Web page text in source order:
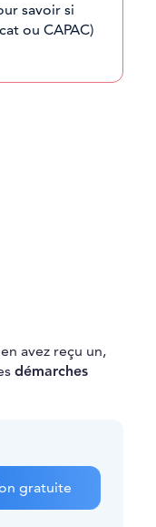
savoir si
ou CAPAC)
avez reçu un,
démarches
gratuite